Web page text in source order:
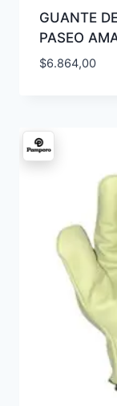
GUANTE
PASEO
$6.864,00